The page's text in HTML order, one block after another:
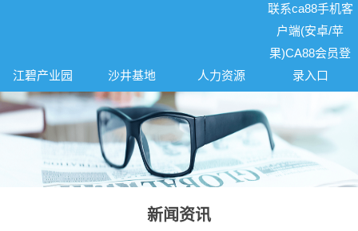
江碧产业园 沙井基地 人力资源
联系ca88手机客
户端(安卓/苹
果)CA88会员登
录入口
新闻资讯